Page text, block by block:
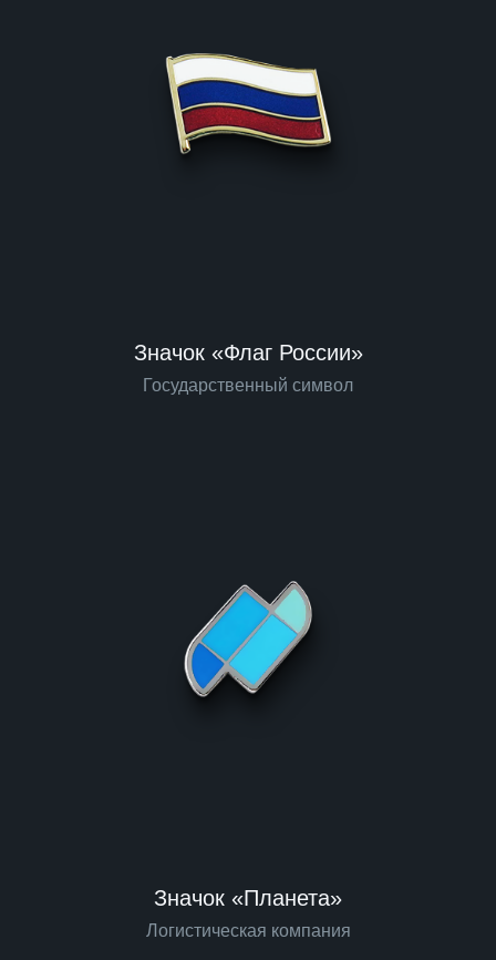
Значок «Флаг России»
Государственный символ
Значок «Планета»
Логистическая компания